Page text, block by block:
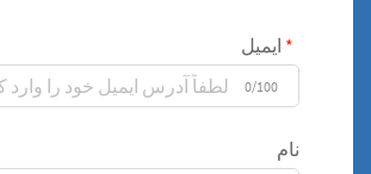
ایمیل
0/100
نام